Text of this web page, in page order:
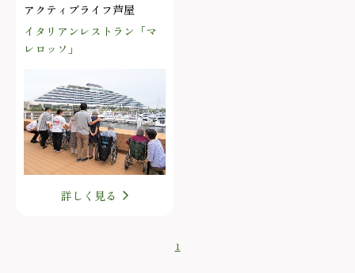
アクティブライフ芦屋
イタリアンレストラン「マ
レロッソ」
詳しく見る
1